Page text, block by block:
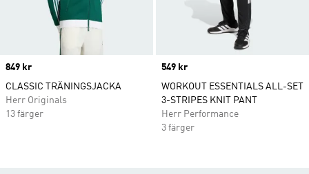
Price
849 kr
CLASSIC TRÄNINGSJACKA
Herr Originals
13 färger
Price
549 kr
WORKOUT ESSENTIALS ALL-SET
3-STRIPES KNIT PANT
Herr Performance
3 färger